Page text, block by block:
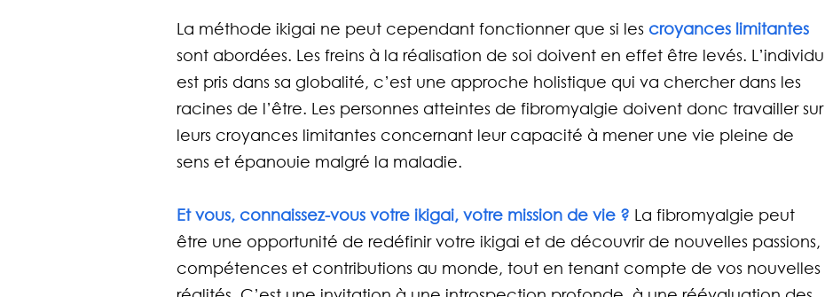
La méthode ikigai ne peut cependant fonctionner que si les croyances limitantes
sont abordées. Les freins à la réalisation de soi doivent en effet être levés. L’individu
est pris dans sa globalité, c’est une approche holistique qui va chercher dans les
racines de l’être. Les personnes atteintes de fibromyalgie doivent donc travailler sur
leurs croyances limitantes concernant leur capacité à mener une vie pleine de
sens et épanouie malgré la maladie.
Et vous, connaissez-vous votre ikigai, votre mission de vie ? La fibromyalgie peut
être une opportunité de redéfinir votre ikigai et de découvrir de nouvelles passions,
compétences et contributions au monde, tout en tenant compte de vos nouvelles